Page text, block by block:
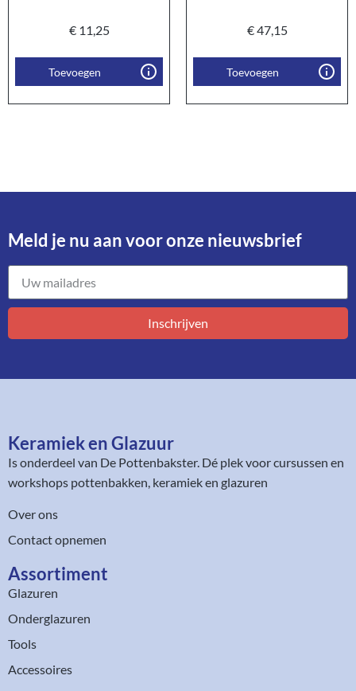
€11,25
Toevoegen
€47,15
Toevoegen
Meld je nu aan voor onze nieuwsbrief​
Inschrijven
Keramiek en Glazuur​
Is onderdeel van De Pottenbakster. Dé plek voor cursussen en
workshops pottenbakken, keramiek en glazuren
Over ons
Contact opnemen
Assortiment​
Glazuren
Onderglazuren
Tools
Accessoires